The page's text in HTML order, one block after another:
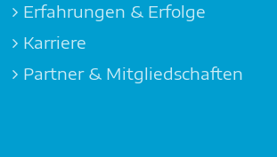
Erfahrungen & Erfolge
Karriere
Partner & Mitgliedschaften